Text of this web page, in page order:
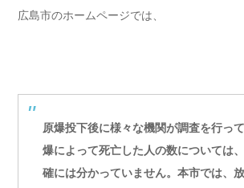
広島市のホームページでは、
原爆投下後に様々な機関が調査を行っ
爆によって死亡した人の数については
確には分かっていません。本市では、